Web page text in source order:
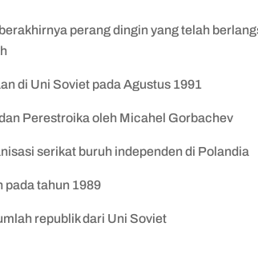
perang dingin yang telah
di Uni Soviet pada Agustus 1991
Perestroika oleh Micahel Gorbachev
serikat buruh independen di Polandia
pada tahun 1989
republik dari Uni Soviet